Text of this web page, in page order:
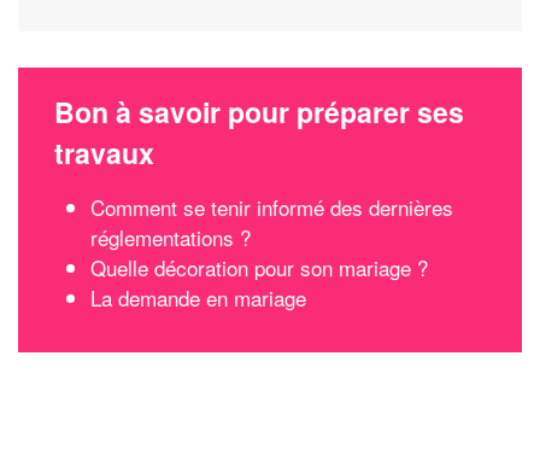
Bon à savoir pour préparer ses
travaux
Comment se tenir informé des dernières
réglementations ?
Quelle décoration pour son mariage ?
La demande en mariage